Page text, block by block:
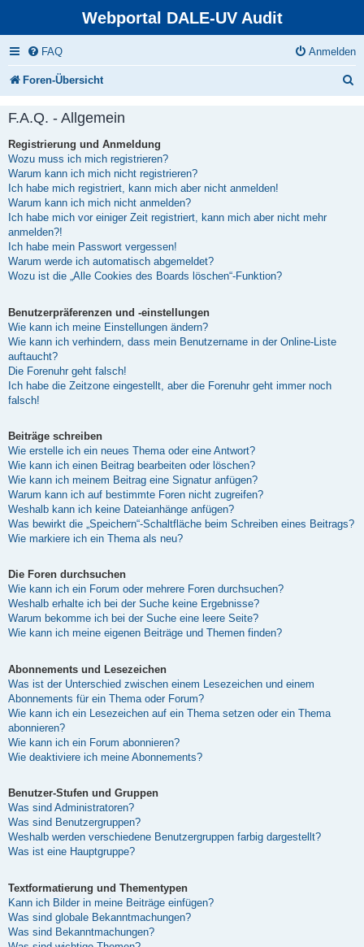
Webportal DALE-UV Audit
FAQ Anmelden
Foren-Übersicht
F.A.Q. - Allgemein
Registrierung und Anmeldung
Wozu muss ich mich registrieren?
Warum kann ich mich nicht registrieren?
Ich habe mich registriert, kann mich aber nicht anmelden!
Warum kann ich mich nicht anmelden?
Ich habe mich vor einiger Zeit registriert, kann mich aber nicht mehr
anmelden?!
Ich habe mein Passwort vergessen!
Warum werde ich automatisch abgemeldet?
Wozu ist die „Alle Cookies des Boards löschen“-Funktion?
Benutzerpräferenzen und -einstellungen
Wie kann ich meine Einstellungen ändern?
Wie kann ich verhindern, dass mein Benutzername in der Online-Liste
auftaucht?
Die Forenuhr geht falsch!
Ich habe die Zeitzone eingestellt, aber die Forenuhr geht immer noch
falsch!
Beiträge schreiben
Wie erstelle ich ein neues Thema oder eine Antwort?
Wie kann ich einen Beitrag bearbeiten oder löschen?
Wie kann ich meinem Beitrag eine Signatur anfügen?
Warum kann ich auf bestimmte Foren nicht zugreifen?
Weshalb kann ich keine Dateianhänge anfügen?
Was bewirkt die „Speichern“-Schaltfläche beim Schreiben eines Beitrags?
Wie markiere ich ein Thema als neu?
Die Foren durchsuchen
Wie kann ich ein Forum oder mehrere Foren durchsuchen?
Weshalb erhalte ich bei der Suche keine Ergebnisse?
Warum bekomme ich bei der Suche eine leere Seite?
Wie kann ich meine eigenen Beiträge und Themen finden?
Abonnements und Lesezeichen
Was ist der Unterschied zwischen einem Lesezeichen und einem
Abonnements für ein Thema oder Forum?
Wie kann ich ein Lesezeichen auf ein Thema setzen oder ein Thema
abonnieren?
Wie kann ich ein Forum abonnieren?
Wie deaktiviere ich meine Abonnements?
Benutzer-Stufen und Gruppen
Was sind Administratoren?
Was sind Benutzergruppen?
Weshalb werden verschiedene Benutzergruppen farbig dargestellt?
Was ist eine Hauptgruppe?
Textformatierung und Thementypen
Kann ich Bilder in meine Beiträge einfügen?
Was sind globale Bekanntmachungen?
Was sind Bekanntmachungen?